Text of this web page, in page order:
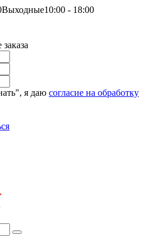
Выходные10:00 - 18:00
я даю согласие на обработку